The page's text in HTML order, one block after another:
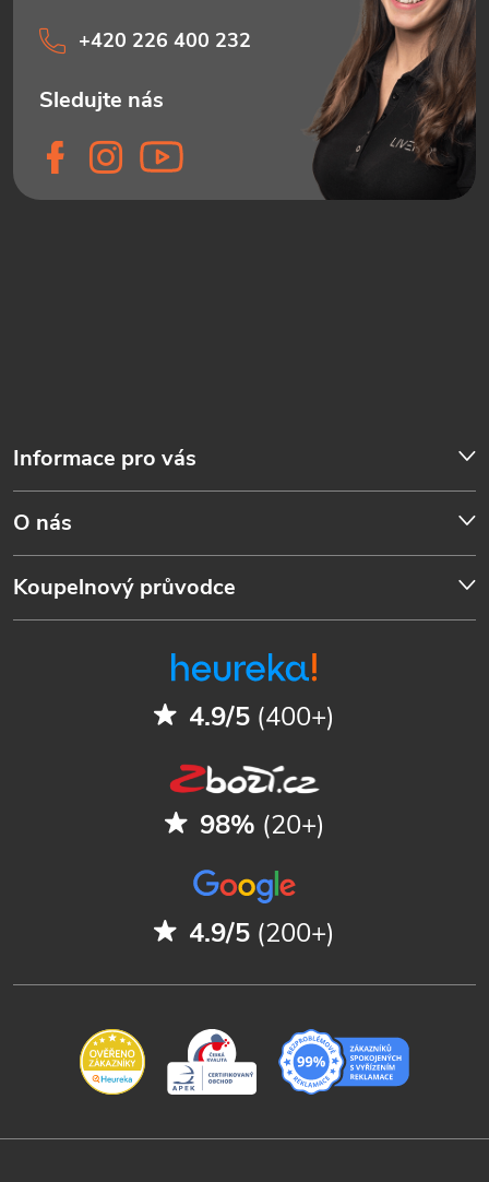
Informace pro vás
O nás
Koupelnový průvodce
+420 226 400 232
4.9/5 (400+)
98% (20+)
4.9/5 (200+)